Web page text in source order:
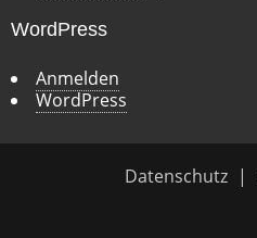
WordPress
Anmelden
WordPress
Datenschutz